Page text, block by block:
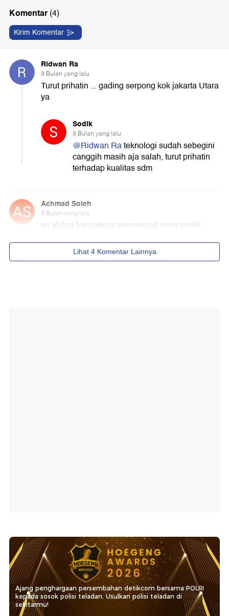
Ajang penghargaan persembahan detikcom bersama POLRI
kepada sosok polisi teladan. Usulkan polisi teladan di
sekitarmu!